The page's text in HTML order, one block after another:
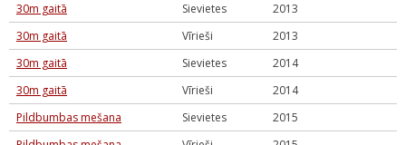
30m gaitā
Sievietes
2013
30m gaitā
Vīrieši
2013
30m gaitā
Sievietes
2014
30m gaitā
Vīrieši
2014
Pildbumbas mešana
Sievietes
2015